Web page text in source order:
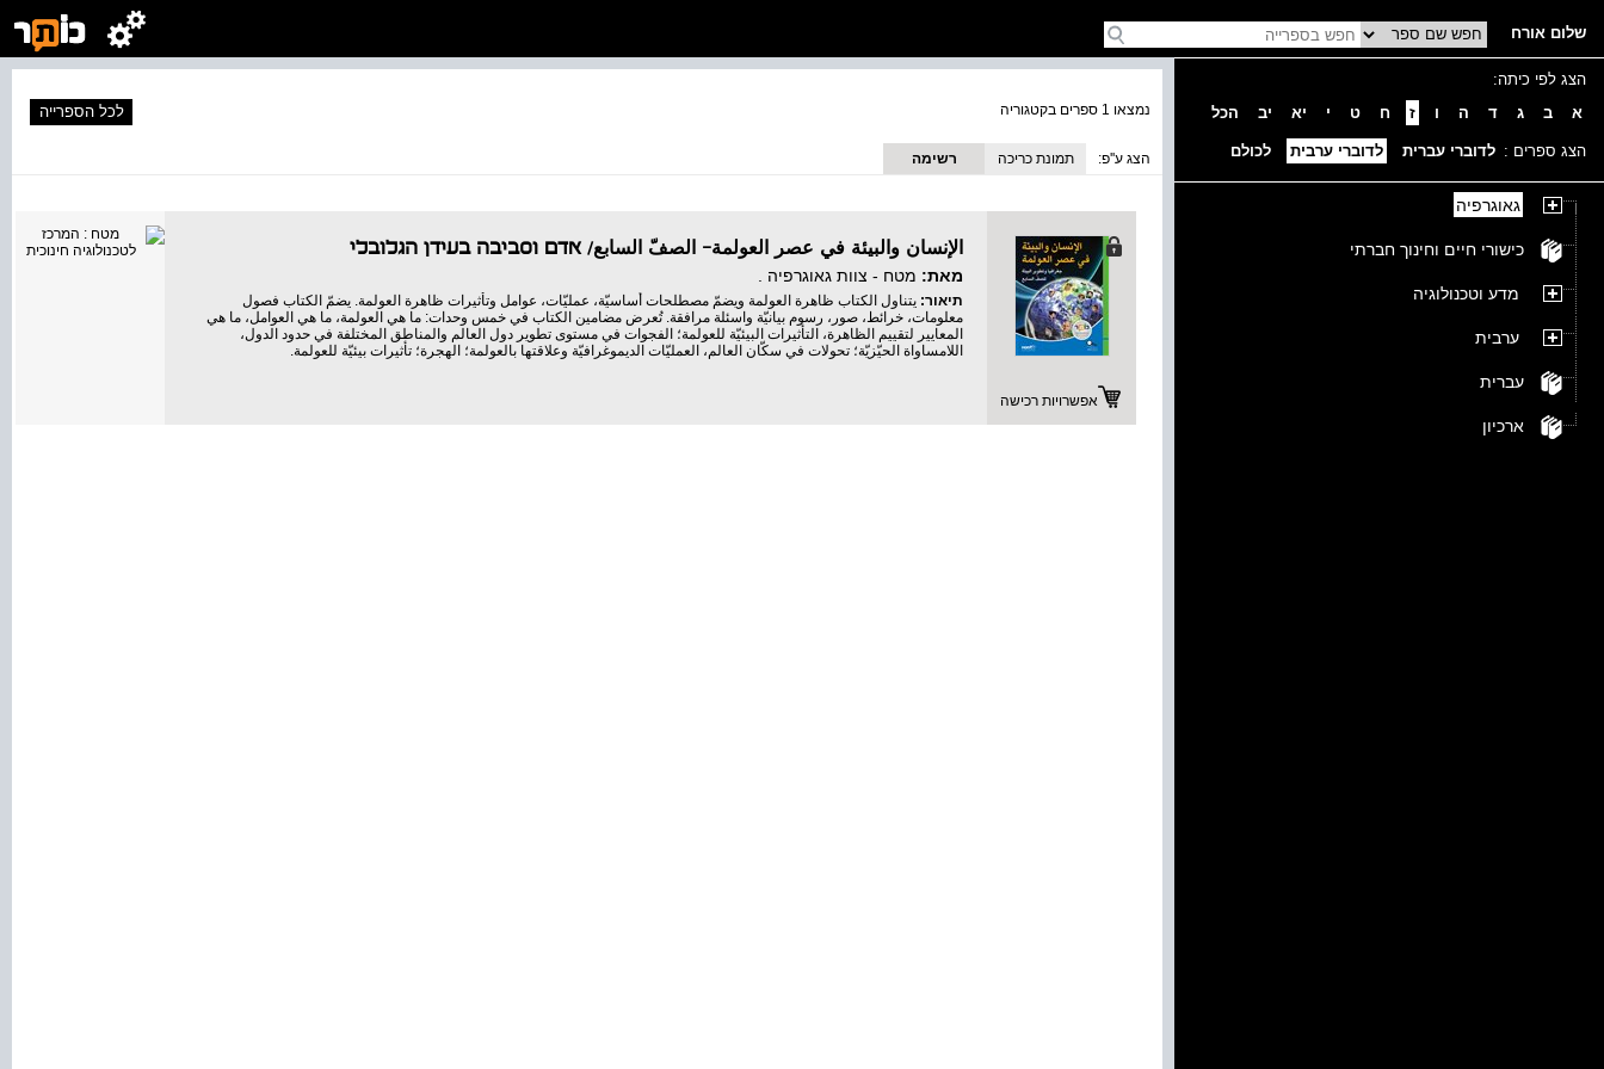
שלום אורח
הצג לפי כיתה:
א
ב ג ד ה ו ז ח ט י יא יב הכל
הצג ספרים : לדוברי עברית לדוברי ערבית לכולם
גאוגרפיה
כישורי חיים וחינוך חברתי
מדע וטכנולוגיה
ערבית
עברית
ארכיון
נמצאו 1 ספרים בקטגוריה לכל הספרייה
הצג ע''פ: תמונת כריכה רשימה
אפשרויות רכישה
الإنسان والبيئة في عصر العولمة- الصفّ السابع/ אדם וסביבה בעידן הגלובלי
מאת: מטח - צוות גאוגרפיה .
תיאור: يتناول الكتاب ظاهرة العولمة ويضمّ مصطلحات أساسيّة، عمليّات، عوامل وتأثيرات ظاهرة العولمة. يضمّ الكتاب فصول
معلومات، خرائط، صور، رسوم بيانيّة واسئلة مرافقة. تُعرض مضامين الكتاب في خمس وحدات: ما هي العولمة، ما هي العوامل، ما هي
المعايير لتقييم الظاهرة، التأثيرات البيئيّة للعولمة؛ الفجوات في مستوى تطوير دول العالم والمناطق المختلفة في حدود الدول،
اللامساواة الحيّزيّة؛ تحولات في سكّان العالم، العمليّات الديموغرافيّة وعلاقتها بالعولمة؛ الهجرة؛ تأثيرات بيئيّة للعولمة.